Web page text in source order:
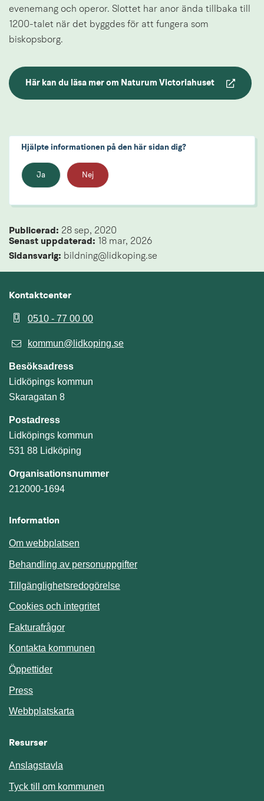
evenemang och operor. Slottet har anor ända tillbaka till
1200-talet när det byggdes för att fungera som
biskopsborg.
Här kan du läsa mer om Naturum Victoriahuset
Länk till annan webbplats.
Hjälpte informationen på den här sidan dig?
Ja Nej
Publicerad: 28 sep, 2020
Senast uppdaterad: 18 mar, 2026
Sidansvarig: bildning@lidkoping.se
Kontaktcenter
0510 - 77 00 00
kommun@lidkoping.se
Besöksadress
Lidköpings kommun
Skaragatan 8
Postadress
Lidköpings kommun
531 88 Lidköping
Organisationsnummer
212000-1694
Information
Om webbplatsen
Behandling av personuppgifter
Tillgänglighetsredogörelse
Cookies och integritet
Fakturafrågor
Kontakta kommunen
Öppettider
Press
Webbplatskarta
Resurser
Anslagstavla
Tyck till om kommunen